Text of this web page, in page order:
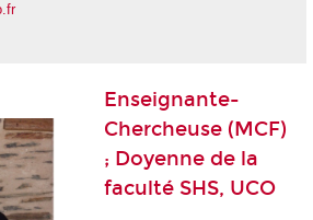
Enseignante-
Chercheuse (MCF)
; Doyenne de la
faculté SHS, UCO